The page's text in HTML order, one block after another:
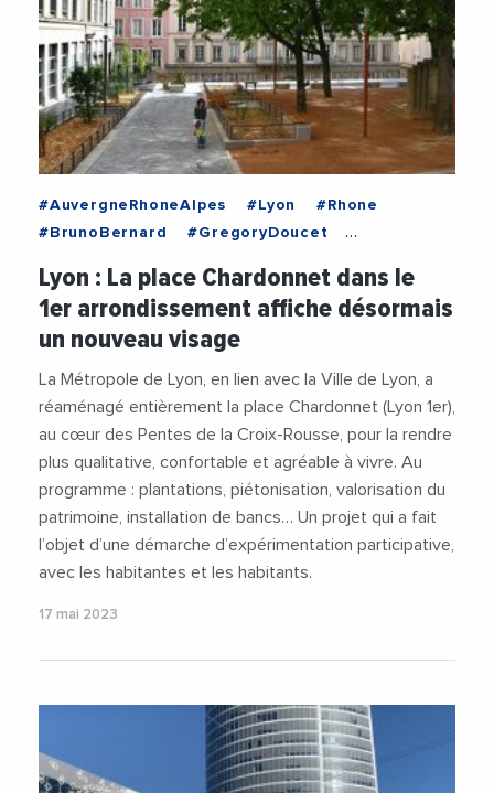
#AuvergneRhoneAlpes #Lyon
#Rhone
#BrunoBernard
#GregoryDoucet
#PlaceChardonnet
#Renovation
#TravauxPublics
#UNESCO
#Urbanisme
#VilleDeLyon
Lyon : La place Chardonnet dans le
1er arrondissement affiche désormais
un nouveau visage
La Métropole de Lyon, en lien avec la Ville de Lyon, a
réaménagé entièrement la place Chardonnet (Lyon 1er),
au cœur des Pentes de la Croix-Rousse, pour la rendre
plus qualitative, confortable et agréable à vivre. Au
programme : plantations, piétonisation, valorisation du
patrimoine, installation de bancs… Un projet qui a fait
l’objet d’une démarche d’expérimentation participative,
avec les habitantes et les habitants.
17 mai 2023